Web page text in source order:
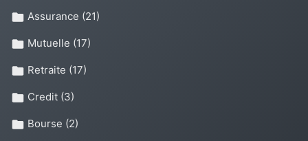
Assurance (21)
Mutuelle (17)
Retraite (17)
Credit (3)
Bourse (2)